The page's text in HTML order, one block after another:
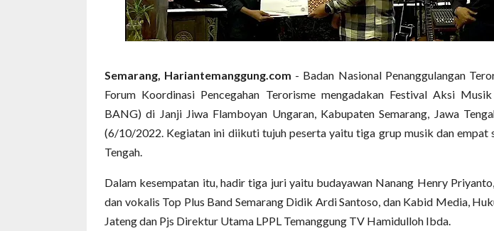
Semarang, Hariantemanggung.com - Badan Nasional Penanggulangan
Forum Koordinasi Pencegahan Terorisme mengadakan Festival Aksi
BANG) di Janji Jiwa Flamboyan Ungaran, Kabupaten Semarang, Jawa
(6/10/2022. Kegiatan ini diikuti tujuh peserta yaitu tiga grup musik dan empat
Tengah.
Dalam kesempatan itu, hadir tiga juri yaitu budayawan Nanang Henry
dan vokalis Top Plus Band Semarang Didik Ardi Santoso, dan Kabid Media,
Jateng dan Pjs Direktur Utama LPPL Temanggung TV Hamidulloh Ibda.